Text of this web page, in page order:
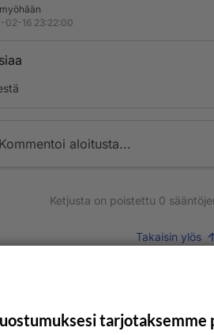
02-16 23:22:00
Kommentoi aloitusta...
Ketjusta on poistettu 0
Takaisin ylös
tarjotaksemme